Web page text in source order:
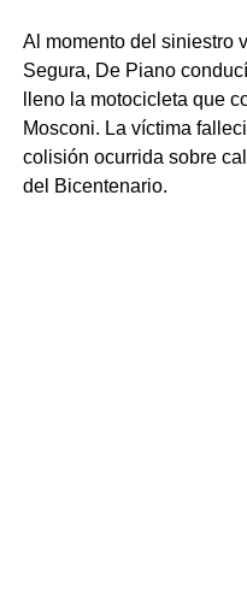
Al momento del siniestro
Segura, De Piano
lleno la motocicleta que
Mosconi. La víctima
colisión ocurrida sobre
del Bicentenario.